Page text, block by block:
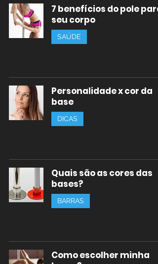
7 benefícios do pole para
seu corpo
SAÚDE
Personalidade x cor da
base
DICAS
Quais são as cores das
bases?
BARRAS
Como escolher minha